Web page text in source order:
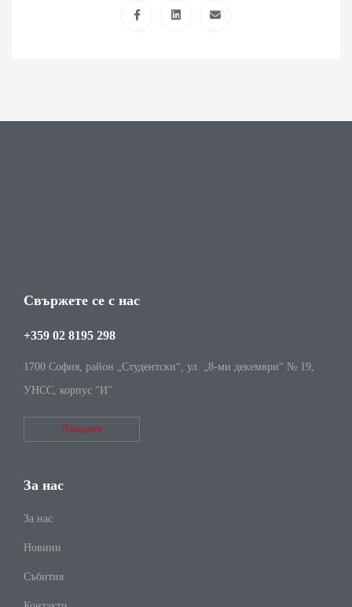
Свържете се с нас
+359 02 8195 298
1700 София, район „Студентски“, ул. „8-ми декември“ № 19,
УНСС, корпус "И"
Локация
За нас
За нас
Новини
Събития